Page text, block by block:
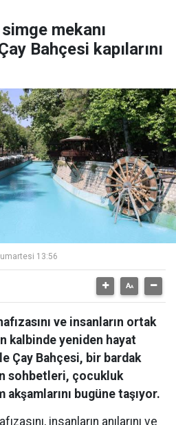
mekanı
Bahçesi kapılarını
13:56
ve insanların ortak
kalbinde yeniden hayat
Çay Bahçesi, bir bardak
sohbetleri, çocukluk
akşamlarını bugüne taşıyor.
insanların anılarını ve